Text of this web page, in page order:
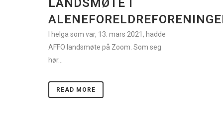
LANDSMØTE I
I helga som var, 13. mars 2021, hadde
AFFO landsmøte på Zoom. Som seg
hør...
READ MORE